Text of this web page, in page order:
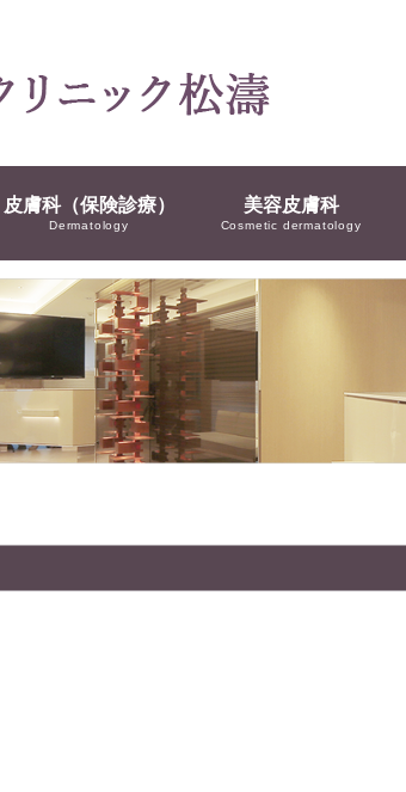
皮膚科（保険診療）
Dermatology
美容皮膚科
Cosmetic dermatology